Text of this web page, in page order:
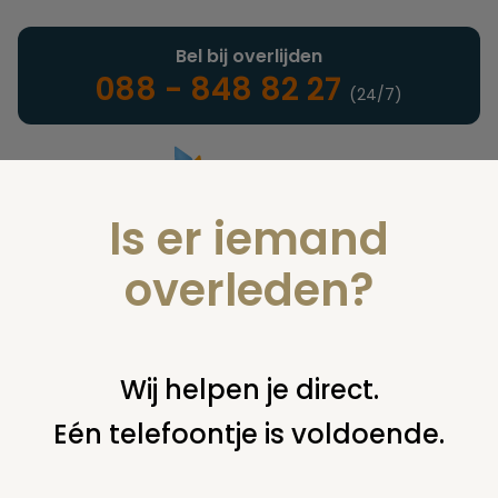
Landelijke uitvaartonderneming
Bel bij overlijden
088 - 848 82 27 (24/7)
U bent hier: home verzekeringen overige financiering uit
polissen uit 1943 en 1953
Is er iemand
overleden?
Wij helpen je direct.
Eén telefoontje is voldoende.